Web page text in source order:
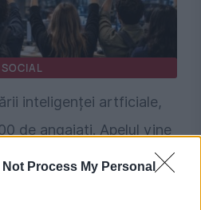
Not Process My Personal
SOCIAL
inteligenței artficiale,
de angajați. Apelul vine
Apelul vine chiar